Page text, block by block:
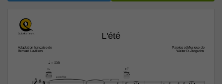
L'été
Adaptation française de
Bernard Lavilliers
Paroles et Musique de
Walter D. Afogados
q = 156
4

G
accordéon
3
D7
         